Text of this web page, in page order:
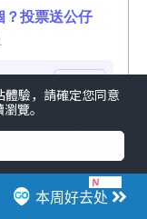
本周好去处
驗，請確定您同意
覽。